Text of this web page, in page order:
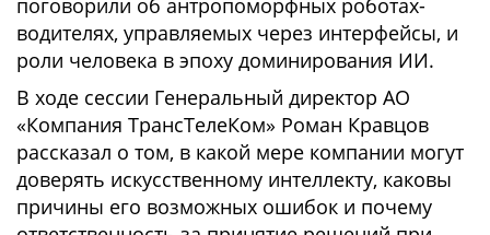
поговорили об антропоморфных роботах-
водителях, управляемых через интерфейсы, и
роли человека в эпоху доминирования ИИ.
В ходе сессии Генеральный директор АО
«Компания ТрансТелеКом» Роман Кравцов
рассказал о том, в какой мере компании могут
доверять искусственному интеллекту, каковы
причины его возможных ошибок и почему